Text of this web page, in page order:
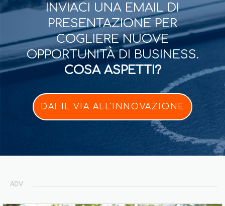
INVIACI UNA EMAIL DI
PRESENTAZIONE PER
COGLIERE NUOVE
OPPORTUNITÀ DI BUSINESS.
COSA ASPETTI?
DAI IL VIA ALL'INNOVAZIONE
ADV